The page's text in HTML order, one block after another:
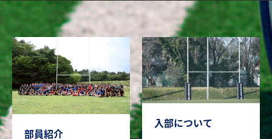
部員紹介
入部について